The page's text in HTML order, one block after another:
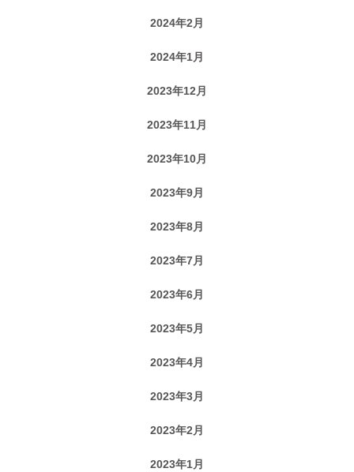
2024年2月
2024年1月
2023年12月
2023年11月
2023年10月
2023年9月
2023年8月
2023年7月
2023年6月
2023年5月
2023年4月
2023年3月
2023年2月
2023年1月